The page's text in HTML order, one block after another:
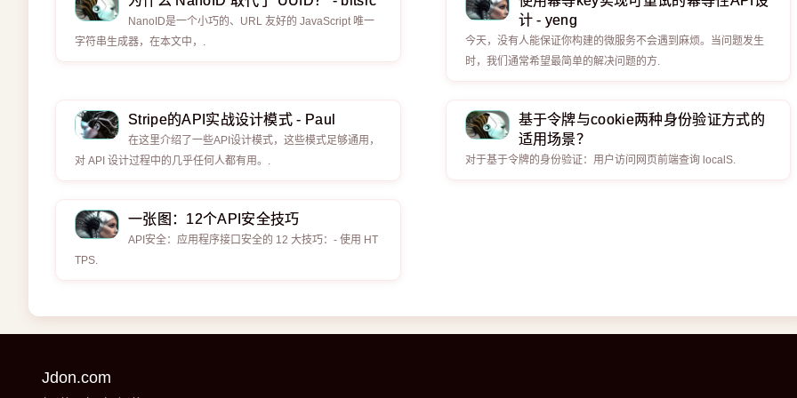
NanoID是一个小巧的、URL 友好的 JavaScript 唯一
字符串生成器，在本文中，.
计 - yeng
今天，没有人能保证你构建的微服务不会遇到麻烦。当问题发生
时，我们通常希望最简单的解决问题的方.
Stripe的API实战设计模式 - Paul
在这里介绍了一些API设计模式，这些模式足够通用，
对 API 设计过程中的几乎任何人都有用。.
基于令牌与cookie两种身份验证方式的
适用场景？
对于基于令牌的身份验证：用户访问网页前端查询 localS.
一张图：12个API安全技巧
API安全：应用程序接口安全的 12 大技巧：- 使用 HT
TPS.
Jdon.com